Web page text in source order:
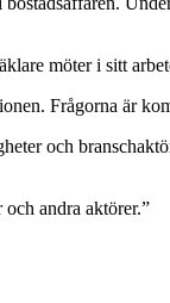
möter i sitt
Frågorna är
och
andra aktörer.”